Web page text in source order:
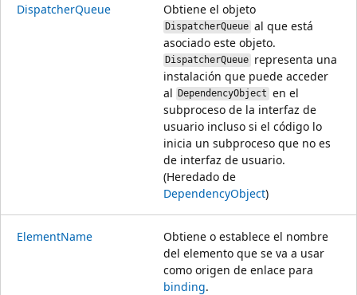
DispatcherQueue Obtiene el objeto
DispatcherQueue al que está
asociado este objeto.
DispatcherQueue representa una
instalación que puede acceder
al
DependencyObject en el
subproceso de la interfaz de
usuario incluso si el código lo
inicia un subproceso que no es
de interfaz de usuario.
(Heredado de
DependencyObject)
ElementName
Obtiene o establece el nombre
del elemento que se va a usar
como origen de enlace para
binding.